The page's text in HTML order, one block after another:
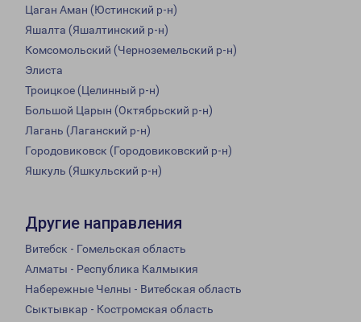
Цаган Аман (Юстинский р-н)
Яшалта (Яшалтинский р-н)
Комсомольский (Черноземельский р-н)
Элиста
Троицкое (Целинный р-н)
Большой Царын (Октябрьский р-н)
Лагань (Лаганский р-н)
Городовиковск (Городовиковский р-н)
Яшкуль (Яшкульский р-н)
Другие направления
Витебск - Гомельская область
Алматы - Республика Калмыкия
Набережные Челны - Витебская область
Сыктывкар - Костромская область